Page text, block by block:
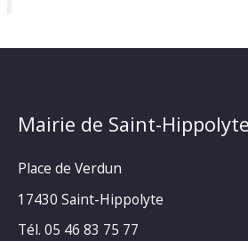
Mairie de Saint-Hippolyte
Place de Verdun
17430 Saint-Hippolyte
Tél. 05 46 83 75 77